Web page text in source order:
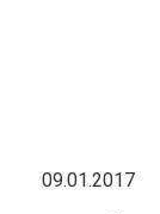
09.01.2017